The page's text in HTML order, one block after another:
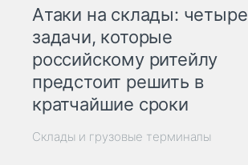
Атаки на склады: четыре
задачи, которые
российскому ритейлу
предстоит решить в
кратчайшие сроки
Склады и грузовые терминалы